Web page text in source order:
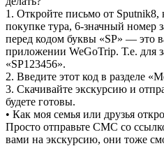
1. Откройте письмо от
покупке тура, 6-значный номер
перед кодом буквы «SP» — это
приложении WeGoTrip. Т.е. для
«SP123456».
2. Введите этот код в разделе
3. Скачивайте экскурсию и
будете готовы.
• Как моя семья или друзья
Просто отправьте СМС со
вами на экскурсию, они тоже